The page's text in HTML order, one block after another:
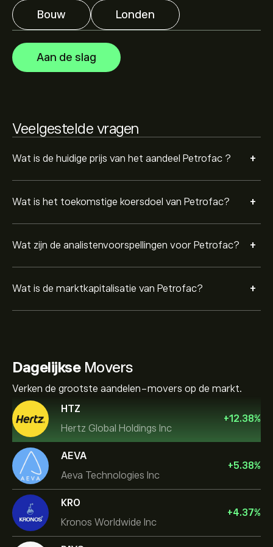
Bouw Londen
Aan de slag
Veelgestelde vragen
Wat is de huidige prijs van het aandeel Petrofac ? +
Wat is het toekomstige koersdoel van Petrofac? +
Wat zijn de analistenvoorspellingen voor Petrofac? +
verwachte groei. Bekijk de meest recente voorspelling
voor toekomstige koersbewegingen.
Wat is de marktkapitalisatie van Petrofac? +
De marktkapitalisatie van Petrofac is 20.89M‎p‎
DagelijkseMovers
Verken de grootste aandelen-movers op de markt.
HTZ
Hertz Global Holdings Inc
+12.38%
AEVA
Aeva Technologies Inc
+5.38%
KRO
Kronos Worldwide Inc
+4.37%